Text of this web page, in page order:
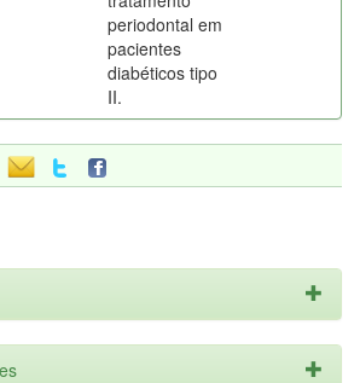
periodontal em
pacientes
diabéticos tipo
II.